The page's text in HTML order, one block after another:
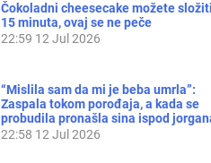
Čokoladni cheesecake možete
15 minuta, ovaj se ne peče
22:59 12 Jul 2026
“Mislila sam da mi je beba umrla”:
Zaspala tokom porođaja, a kada se
probudila pronašla sina ispod
22:58 12 Jul 2026